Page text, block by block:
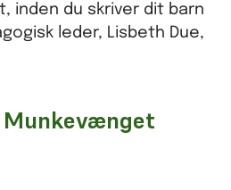
inden du skriver dit barn
leder, Lisbeth Due,